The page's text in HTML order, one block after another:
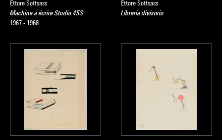
Ettore Sottsass
Machine à écrire Studio 45S
1967 - 1968
Ettore Sottsass
Libreria divisorio